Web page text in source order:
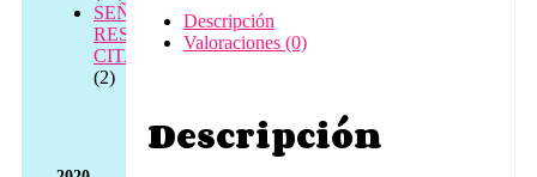
cantidadDescripción
Valoraciones (0)
Descripción
SEÑAL
RESERVA
CITA
(2)